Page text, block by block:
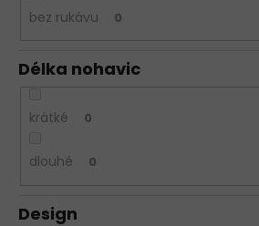
bez rukávu 0
Délka nohavic
krátké 0
dlouhé 0
Design